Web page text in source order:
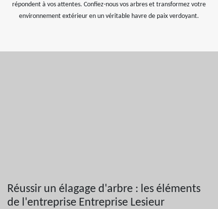
répondent à vos attentes. Confiez-nous vos arbres et transformez votre
environnement extérieur en un véritable havre de paix verdoyant.
Réussir un élagage d'arbre : les éléments
de l'entreprise Entreprise Lesieur